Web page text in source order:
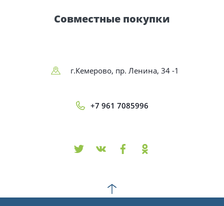
Совместные покупки
г.Кемерово, пр. Ленина, 34 -1
+7 961 7085996